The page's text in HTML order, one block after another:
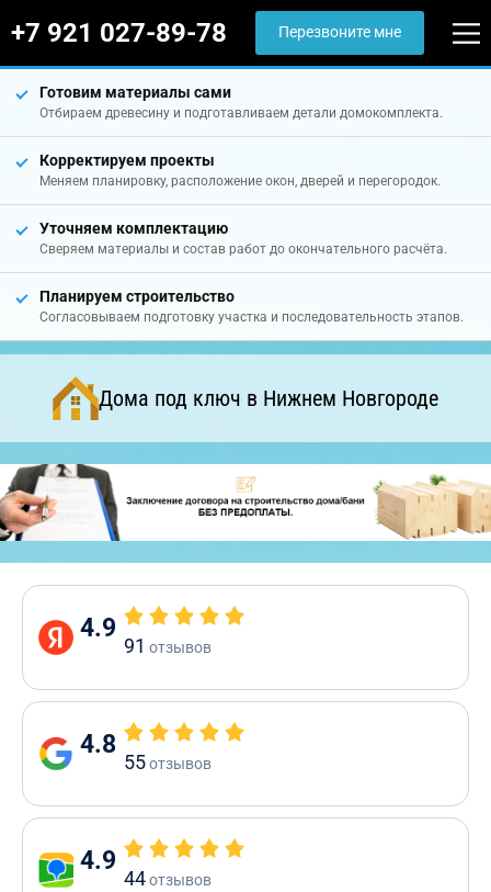
+7 921 027-89-78 Перезвоните мне
Готовим материалы сами
Отбираем древесину и подготавливаем детали домокомплекта.
Корректируем проекты
Меняем планировку, расположение окон, дверей и перегородок.
Уточняем комплектацию
Сверяем материалы и состав работ до окончательного расчёта.
Планируем строительство
Согласовываем подготовку участка и последовательность этапов.
Дома под ключ в Нижнем Новгороде
4.9
91 отзывов
4.8
55отзывов
4.9
44отзывов